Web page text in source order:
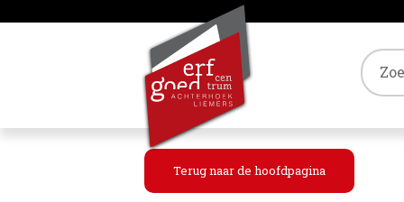
Terug naar de hoofdpagina